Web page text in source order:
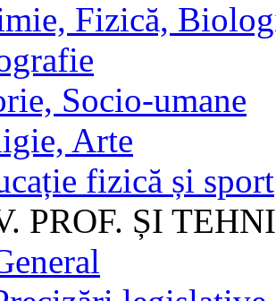
Fizică,
Socio-umane
Arte
fizică și sport
PROF. ȘI